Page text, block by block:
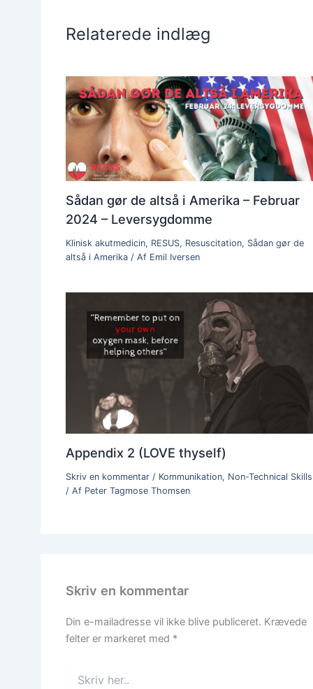
Relaterede indlæg
Sådan gør de altså i Amerika – Februar
2024 – Leversygdomme
Klinisk akutmedicin, RESUS, Resuscitation, Sådan gør de
altså i Amerika / Af Emil Iversen
Appendix 2 (LOVE thyself)
Skriv en kommentar / Kommunikation, Non-Technical Skills
/ Af Peter Tagmose Thomsen
Skriv en kommentar
Din e-mailadresse vil ikke blive publiceret. Krævede
felter er markeret med *
her..